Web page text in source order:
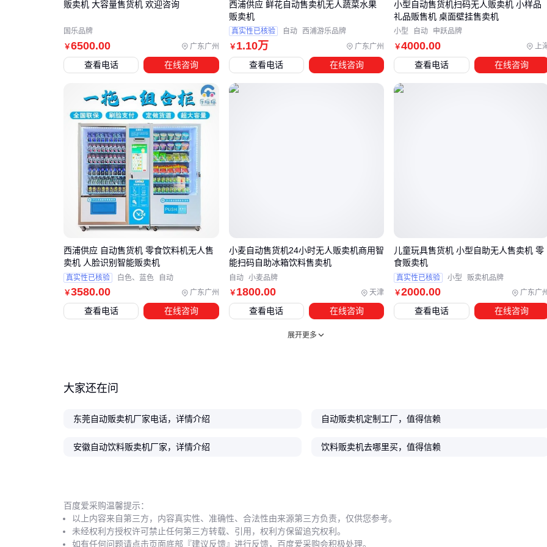
售货机管理系统
要能同步手机端查看实时库
存，避免出现"显示有货实际空缺"的尴尬
货道适配：卖瓶装饮料和卖盒饭需要的售货机货道
结构完
全不同，后期改造成本很高
：景区等现金使用率高的场所，要特别关注
纸币器维护：人民币更新换代时，要及时升级售货机纸钞器
的识别模块
：制冷设备底部积水槽需要每周清理，否则可能
⚡️ 把维护成本计入运营预算，比事后支付高昂维修费更明智。
￥6500.00 广东广州
贩卖机 大容量售货机 欢迎咨询
国乐品牌
查看电话 在线咨询
￥1.10万 广东广州
西浦供应 鲜花自动售卖机无人蔬菜水果
贩卖机
真实性已核验 自动 西浦游乐品牌
查看电话 在线咨询
￥4000.00 上
小型自动售货机扫码无人贩卖机 小样品
礼品贩售机 桌面壁挂售卖机
小型 自动 申跃品牌
查看电话 在线咨询
￥3580.00 广东广州
西浦供应 自动售货机 零食饮料机无人售
卖机 人脸识别智能贩卖机
真实性已核验 白色、蓝色 自动
查看电话 在线咨询
￥ 1800.00 天津
小麦自动售货机24小时无人贩卖机商用智
能扫码自助冰箱饮料售卖机
自动 小麦品牌
查看电话 在线咨询
￥2000.00 广东广
儿童玩具售货机 小型自助无人售卖机 零
食贩卖机
真实性已核验 小型 贩卖机品牌
查看电话 在线咨询
展开更多
大家还在问
东莞自动贩卖机厂家电话，详情介绍 自动贩卖机定制工厂，值得信赖
安徽自动饮料贩卖机厂家，详情介绍 饮料贩卖机去哪里买，值得信赖
百度爱采购温馨提示：
以上内容来自第三方，内容真实性、准确性、合法性由来源第三方负责，仅供您参考。
未经权利方授权许可禁止任何第三方转载、引用，权利方保留追究权利。
如有任何问题请点击页面底部『建议反馈』进行反馈，百度爱采购会积极处理。